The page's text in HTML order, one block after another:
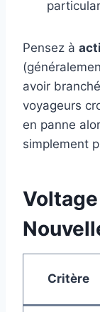
Pensez à
avoir
voyageurs
en panne
simplement
Critère